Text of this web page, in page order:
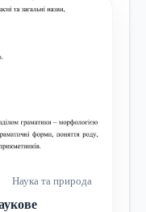
Наука та природа